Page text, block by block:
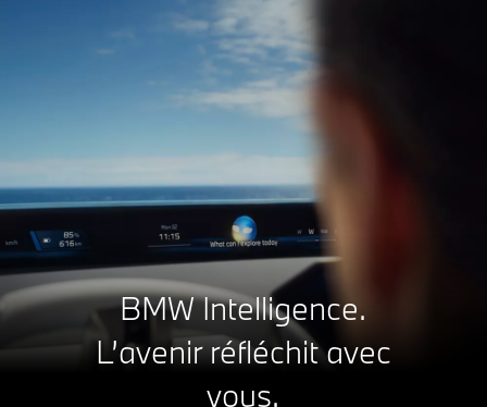
BMW Intelligence.
L’avenir réfléchit avec
vous.